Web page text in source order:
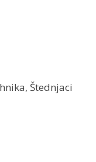
, Štednjaci